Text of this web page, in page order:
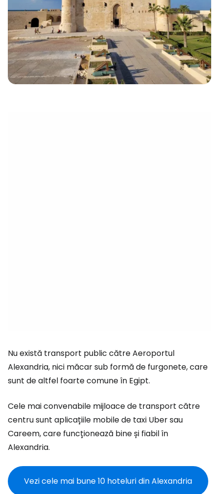
Nu există transport public către Aeroportul
Alexandria, nici măcar sub formă de furgonete, care
sunt de altfel foarte comune în Egipt.
Cele mai convenabile mijloace de transport către
centru sunt aplicațiile mobile de taxi Uber sau
Careem, care funcționează bine și fiabil în
Alexandria.
Vezi cele mai bune 10 hoteluri din Alexandria